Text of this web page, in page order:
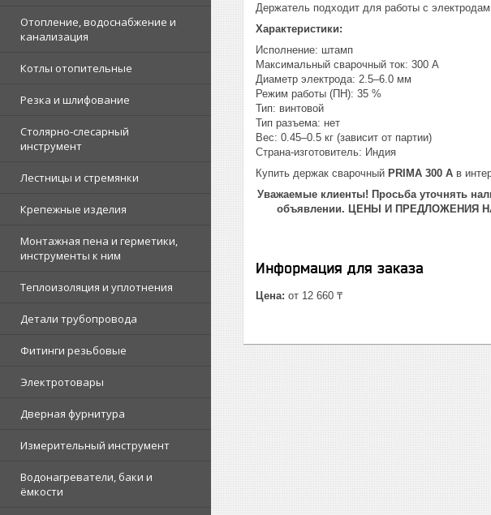
Отопление, водоснабжение и
канализация
Котлы отопительные
Резка и шлифование
Столярно-слесарный
инструмент
Лестницы и стремянки
Крепежные изделия
Монтажная пена и герметики,
инструменты к ним
Теплоизоляция и уплотнения
Детали трубопровода
Фитинги резьбовые
Электротовары
Дверная фурнитура
Измерительный инструмент
Водонагреватели, баки и
ёмкости
Держатель подходит для работы с
Характеристики:
Исполнение: штамп
Максимальный сварочный ток: 300 А
Диаметр электрода: 2.5–6.0 мм
Режим работы (ПН): 35 %
Тип: винтовой
Тип разъема: нет
Вес: 0.45–0.5 кг (зависит от партии)
Страна-изготовитель: Индия
Купить держак сварочный PRIMA 300 А в
Уважаемые клиенты! Просьба уточнять
объявлении. ЦЕНЫ И ПРЕДЛОЖЕНИЯ
Информация для заказа
Цена: от 12 660 ₸